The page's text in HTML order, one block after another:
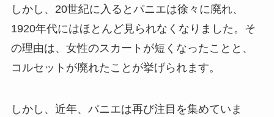
しかし、20世紀に入るとパニエは徐々に廃れ、
1920年代にはほとんど見られなくなりました。そ
の理由は、女性のスカートが短くなったことと、
コルセットが廃れたことが挙げられます。
しかし、近年、パニエは再び注目を集めていま